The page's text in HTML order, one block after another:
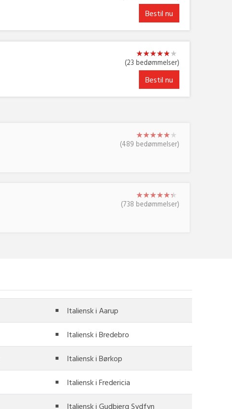
Bestil nu
★★★★★★
★★★★★★
(23 bedømmelser)
Bestil nu
★★★★★★
★★★★★★
(489 bedømmelser)
★★★★★★
★★★★★★
(738 bedømmelser)
Italiensk i Aarup
Italiensk i Bredebro
Italiensk i Børkop
Italiensk i Fredericia
Italiensk i Gudbjerg Sydfyn